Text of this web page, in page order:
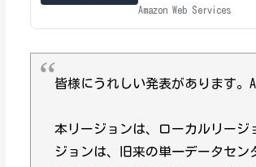
Amazon Web Services
皆様にうれしい発表があります。
本リージョンは、ローカルリージ
ジョンは、旧来の単一データセ